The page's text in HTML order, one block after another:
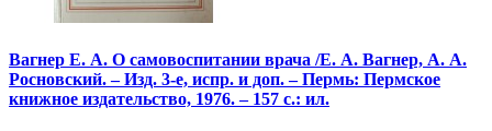
Вагнер Е. А. О самовоспитании врача /Е. А. Вагнер, А. А.
Росновский. – Изд. 3-е, испр. и доп. – Пермь: Пермское
книжное издательство, 1976. – 157 с.: ил.